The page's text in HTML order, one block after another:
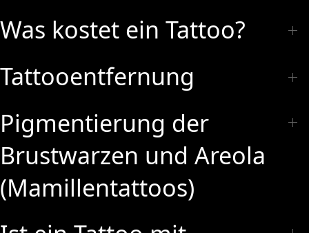
Was kostet ein Tattoo?
Tattooentfernung
Pigmentierung der
Brustwarzen und Areola
(Mamillentattoos)